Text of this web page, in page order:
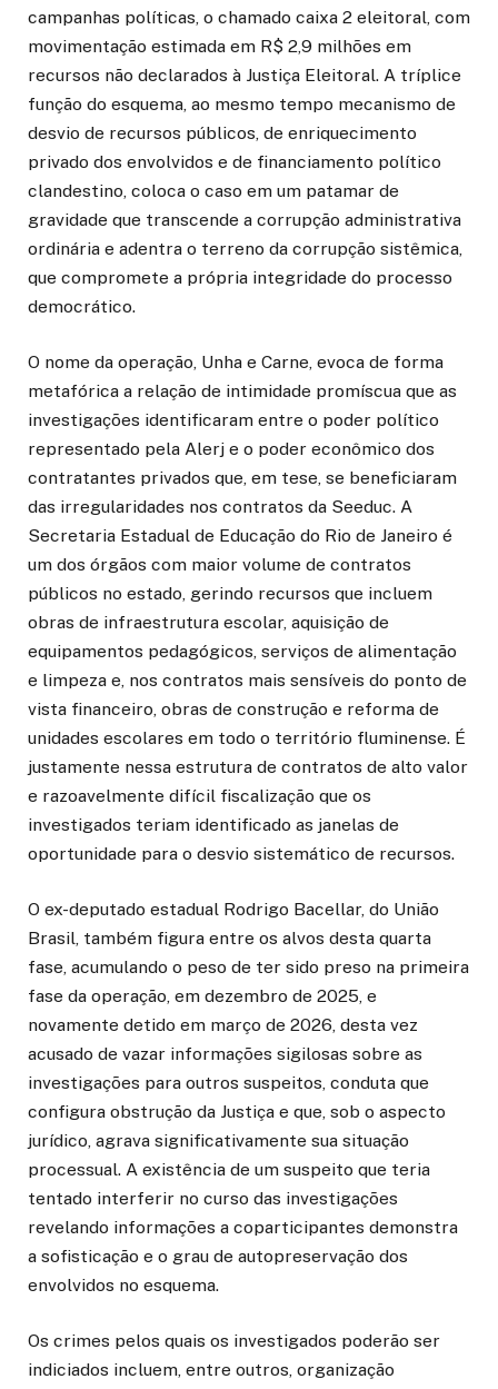
campanhas políticas, o chamado caixa 2 eleitoral, com
movimentação estimada em R$ 2,9 milhões em
recursos não declarados à Justiça Eleitoral. A tríplice
função do esquema, ao mesmo tempo mecanismo de
desvio de recursos públicos, de enriquecimento
privado dos envolvidos e de financiamento político
clandestino, coloca o caso em um patamar de
gravidade que transcende a corrupção administrativa
ordinária e adentra o terreno da corrupção sistêmica,
que compromete a própria integridade do processo
democrático.
O nome da operação, Unha e Carne, evoca de forma
metafórica a relação de intimidade promíscua que as
investigações identificaram entre o poder político
representado pela Alerj e o poder econômico dos
contratantes privados que, em tese, se beneficiaram
das irregularidades nos contratos da Seeduc. A
Secretaria Estadual de Educação do Rio de Janeiro é
um dos órgãos com maior volume de contratos
públicos no estado, gerindo recursos que incluem
obras de infraestrutura escolar, aquisição de
equipamentos pedagógicos, serviços de alimentação
e limpeza e, nos contratos mais sensíveis do ponto de
vista financeiro, obras de construção e reforma de
unidades escolares em todo o território fluminense. É
justamente nessa estrutura de contratos de alto valor
e razoavelmente difícil fiscalização que os
investigados teriam identificado as janelas de
oportunidade para o desvio sistemático de recursos.
O ex-deputado estadual Rodrigo Bacellar, do União
Brasil, também figura entre os alvos desta quarta
fase, acumulando o peso de ter sido preso na primeira
fase da operação, em dezembro de 2025, e
novamente detido em março de 2026, desta vez
acusado de vazar informações sigilosas sobre as
investigações para outros suspeitos, conduta que
configura obstrução da Justiça e que, sob o aspecto
jurídico, agrava significativamente sua situação
processual. A existência de um suspeito que teria
tentado interferir no curso das investigações
revelando informações a coparticipantes demonstra
a sofisticação e o grau de autopreservação dos
envolvidos no esquema.
Os crimes pelos quais os investigados poderão ser
indiciados incluem, entre outros, organização